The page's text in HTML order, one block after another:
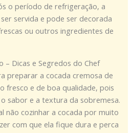
o período de refrigeração, a
servida e pode ser decorada
ou outros ingredientes de
– Dicas e Segredos do Chef
preparar a cocada cremosa de
fresco e de boa qualidade, pois
sabor e a textura da sobremesa.
não cozinhar a cocada por muito
com que ela fique dura e perca